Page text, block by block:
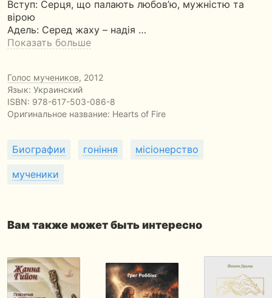
Вступ: Серця, що палають любов’ю, мужністю та
вірою
Адель: Серед жаху – надія …
Показать больше
Голос мучеников, 2012
Язык: Украинский
ISBN: 978-617-503-086-8
Оригинальное название: Hearts of Fire
Биографии гоніння місіонерство
мученики
Вам также может быть интересно